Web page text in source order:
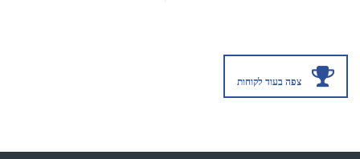
צפה בעוד לקוחות